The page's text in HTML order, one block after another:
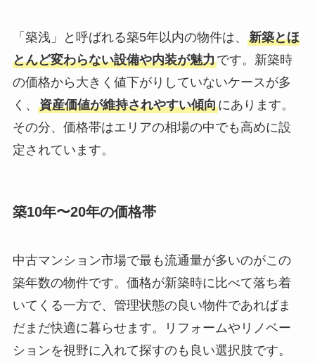
「築浅」と呼ばれる築5年以内の物件は、 新築とほ
とんど変わらない設備や内装が魅力です。新築時
の価格から大きく値下がりしていないケースが多
く、 資産価値が維持されやすい傾向にあります。
その分、価格帯はエリアの相場の中でも高めに設
定されています。
築10年〜20年の価格帯
中古マンション市場で最も流通量が多いのがこの
築年数の物件です。価格が新築時に比べて落ち着
いてくる一方で、管理状態の良い物件であればま
だまだ快適に暮らせます。リフォームやリノベー
ションを視野に入れて探すのも良い選択肢です。